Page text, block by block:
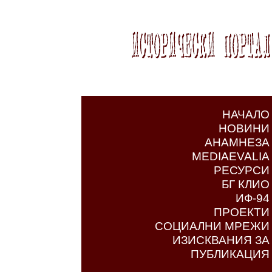
НАЧАЛО
НОВИНИ
АНАМНЕЗА
MEDIAEVALIA
РЕСУРСИ
БГ КЛИО
ИФ-94
ПРОЕКТИ
СОЦИАЛНИ МРЕЖИ
ИЗИСКВАНИЯ ЗА
ПУБЛИКАЦИЯ